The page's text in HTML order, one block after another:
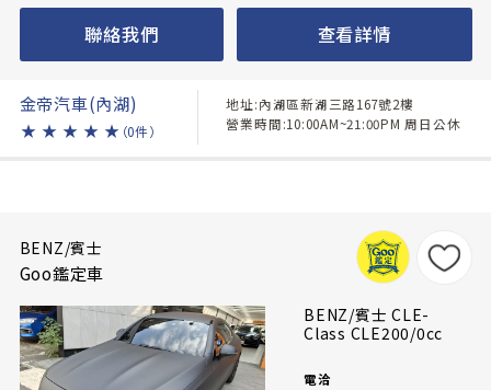
聯絡我們 查看詳情
金帝汽車(內湖)
★ ★ ★ ★ ★ （0件）
地址:內湖區新湖三路167號2樓
營業時間:10:00AM~21:00PM 周日公休
BENZ/賓士
Goo鑑定車
BENZ/賓士 CLE-
Class CLE200/0cc
電洽